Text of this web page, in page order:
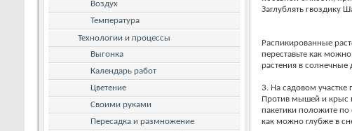
Заглублять гвоздику
Распикированные
переставьте как
растения в
3. На садовом участке
Против мышей и крыс
пакетики положите
как можно глубже в
Воздух
Температура
Технологии и процессы
Выгонка
Календарь работ
Цветение
Своими руками
Пересадка и размножение